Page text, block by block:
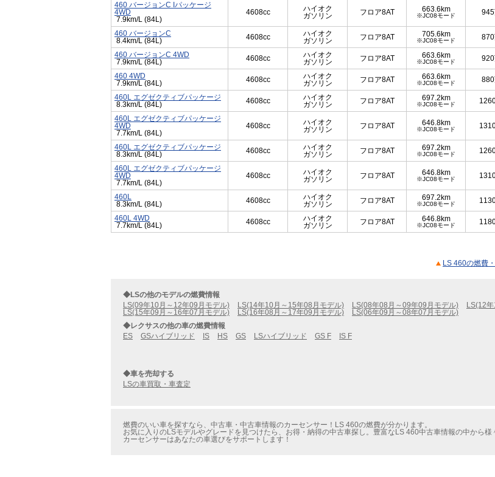
460 バージョンC Iパッケージ
4WD
7.9km/L (84L)
4608cc
ハイオク
ガソリン
フロア8AT 663.6km
※JC08モード 945
460 バージョンC
8.4km/L (84L)
4608cc
ハイオク
ガソリン
フロア8AT 705.6km
※JC08モード 870
460 バージョンC 4WD
7.9km/L (84L)
4608cc
ハイオク
ガソリン
フロア8AT 663.6km
※JC08モード 920
460 4WD
7.9km/L (84L)
4608cc
ハイオク
ガソリン
フロア8AT 663.6km
※JC08モード 880
460L エグゼクティブパッケージ
8.3km/L (84L)
4608cc
ハイオク
ガソリン
フロア8AT 697.2km
※JC08モード
460L エグゼクティブパッケージ
4WD
7.7km/L (84L)
4608cc
ハイオク
ガソリン
フロア8AT 646.8km
※JC08モード
460L エグゼクティブパッケージ
8.3km/L (84L)
4608cc
ハイオク
ガソリン
フロア8AT 697.2km
※JC08モード
460L エグゼクティブパッケージ
4WD
7.7km/L (84L)
4608cc
ハイオク
ガソリン
フロア8AT 646.8km
※JC08モード
460L
8.3km/L (84L)
4608cc
ハイオク
ガソリン
フロア8AT 697.2km
※JC08モード
460L 4WD
7.7km/L (84L)
4608cc
ハイオク
ガソリン
フロア8AT 646.8km
※JC08モード
LS 460の燃費
◆LSの他のモデルの燃費情報
LS(09年10月～12年09月モデル)
LS(14年10月～15年08月モデル) LS(08年08月～09年09月モデル) LS(12
LS(15年09月～16年07月モデル)
LS(16年08月～17年09月モデル)
LS(06年09月～08年07月モデル)
◆レクサスの他の車の燃費情報
ES
GSハイブリッド IS HS GS LSハイブリッド GS F IS F
◆車を売却する
LSの車買取・車査定
燃費のいい車を探すなら、中古車・中古車情報のカーセンサー！LS 460の燃費が分かります。
お気に入りのLSモデルやグレードを見つけたら、お得・納得の中古車探し。豊富なLS 460中古車情報の中から様
カーセンサーはあなたの車選びをサポートします！